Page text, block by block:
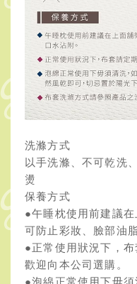
洗滌方式
以手洗滌、不可乾洗
燙
保養方式
●午睡枕使用前建議在
可防止彩妝、臉部油
●正常使用狀況下，布
歡迎向本公司選購。
●泡綿正常使用下毋